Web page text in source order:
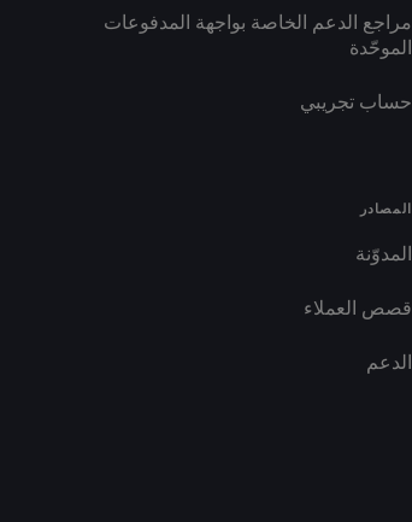
مراجع الدعم الخاصة بواجهة المدفوعات
الموحّدة
حساب تجريبي
المصادر
المدوّنة
قصص العملاء
الدعم